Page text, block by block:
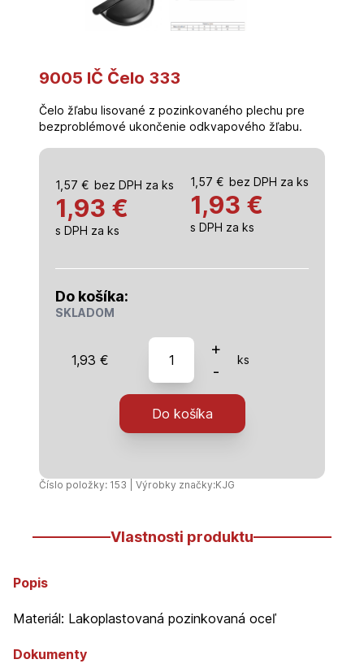
9005 IČ Čelo 333
Čelo žľabu lisované z pozinkovaného plechu pre
bezproblémové ukončenie odkvapového žľabu.
1,57 € bez DPH za ks
1,93 €
s DPH za ks
1,57 € bez DPH za ks
1,93 €
s DPH za ks
Do košíka:
SKLADOM
1,93 €
množstvo
9005
IČ
Čelo
+
-
ks
Do košíka
Číslo položky: 153 | Výrobky značky:KJG
Vlastnosti produktu
Popis
Materiál: Lakoplastovaná pozinkovaná oceľ
Dokumenty